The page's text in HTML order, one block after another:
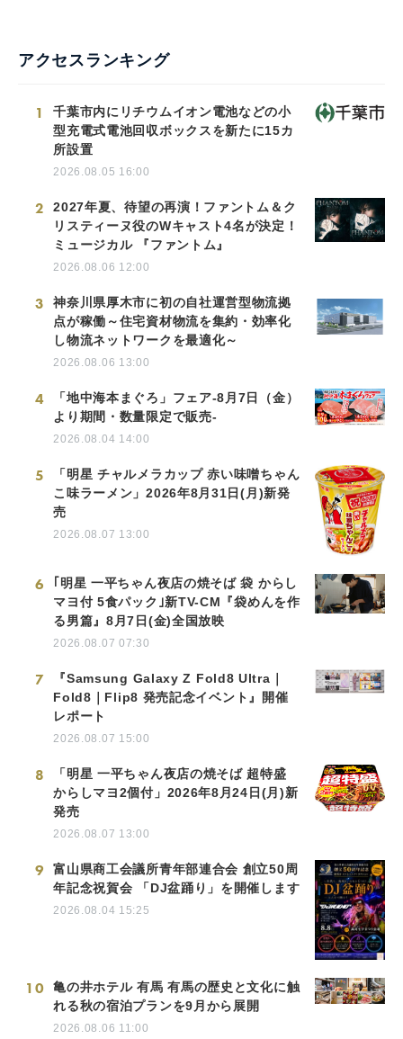
アクセスランキング
1
千葉市内にリチウムイオン電池などの小
型充電式電池回収ボックスを新たに15カ
所設置
2026.08.05 16:00
2
2027年夏、待望の再演！ファントム＆ク
リスティーヌ役のWキャスト4名が決定！
ミュージカル 『ファントム』
2026.08.06 12:00
3
神奈川県厚木市に初の自社運営型物流拠
点が稼働～住宅資材物流を集約・効率化
し物流ネットワークを最適化～
2026.08.06 13:00
4
「地中海本まぐろ」フェア-8月7日（金）
より期間・数量限定で販売-
2026.08.04 14:00
5
「明星 チャルメラカップ 赤い味噌ちゃん
こ味ラーメン」2026年8月31日(月)新発
売
2026.08.07 13:00
6
｢明星 一平ちゃん夜店の焼そば 袋 からし
マヨ付 5食パック｣新TV-CM『袋めんを作
る男篇』8月7日(金)全国放映
2026.08.07 07:30
7
『Samsung Galaxy Z Fold8 Ultra｜
Fold8｜Flip8 発売記念イベント』開催
レポート
2026.08.07 15:00
8
「明星 一平ちゃん夜店の焼そば 超特盛
からしマヨ2個付」2026年8月24日(月)新
発売
2026.08.07 13:00
9
富山県商工会議所青年部連合会 創立50周
年記念祝賀会 「DJ盆踊り」を開催します
2026.08.04 15:25
10
亀の井ホテル 有馬 有馬の歴史と文化に触
れる秋の宿泊プランを9月から展開
2026.08.06 11:00